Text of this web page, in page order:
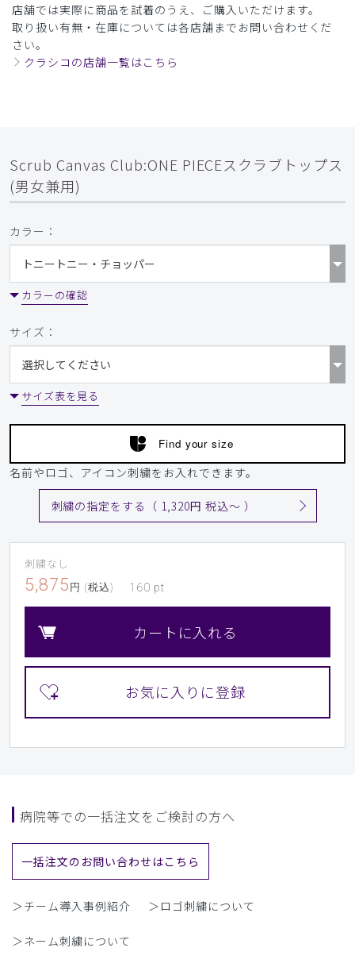
店舗では実際に商品を試着のうえ、ご購入いただけます。
取り扱い有無・在庫については各店舗までお問い合わせくだ
さい。
クラシコの店舗一覧はこちら
Scrub Canvas Club:ONE PIECEスクラブトップス
(男女兼用)
カラー：
カラーの確認
サイズ：
サイズ表を見る
Find your size
名前やロゴ、アイコン刺繍をお入れできます。
刺繍の指定をする（ 1,320円 税込〜 ）
刺繍なし
5,875 円 (税込) 160 pt
カートに入れる
病院等での一括注文をご検討の方へ
一括注文のお問い合わせはこちら
＞チーム導入事例紹介 ＞ロゴ刺繍について
＞ネーム刺繍について